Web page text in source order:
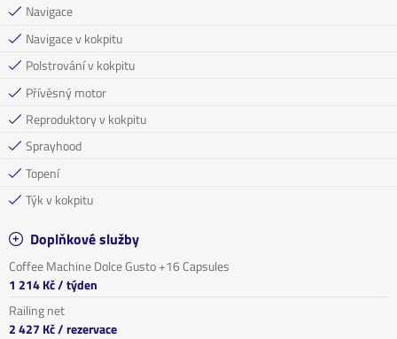
Navigace
Navigace v kokpitu
Polstrování v kokpitu
Přívěsný motor
Reproduktory v kokpitu
Sprayhood
Topení
Týk v kokpitu
Doplňkové služby
Coffee Machine Dolce Gusto +16 Capsules
1 214 Kč/ týden
Railing net
2 427 Kč/ rezervace